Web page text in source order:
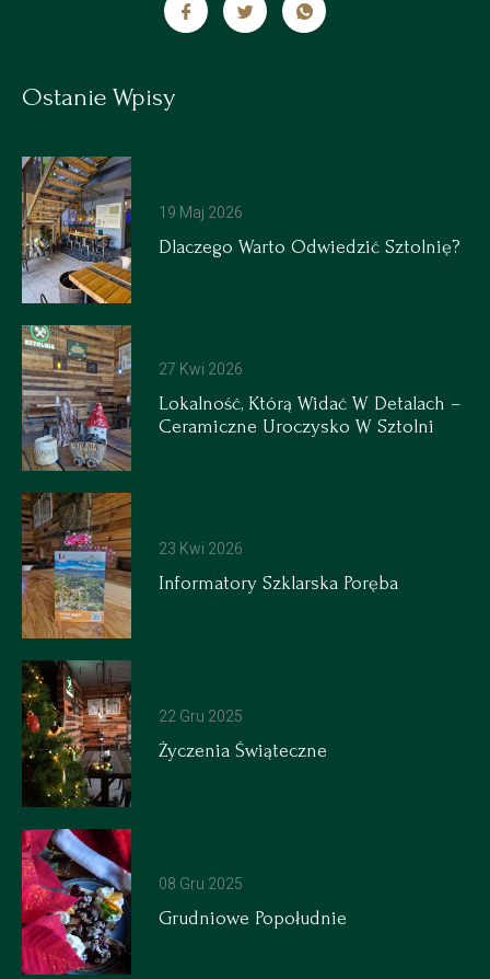
Ostanie Wpisy
19 Maj 2026
Dlaczego Warto Odwiedzić Sztolnię?
27 Kwi 2026
Lokalność, Którą Widać W Detalach –
Ceramiczne Uroczysko W Sztolni
23 Kwi 2026
Informatory Szklarska Poręba
22 Gru 2025
Życzenia Świąteczne
08 Gru 2025
Grudniowe Popołudnie